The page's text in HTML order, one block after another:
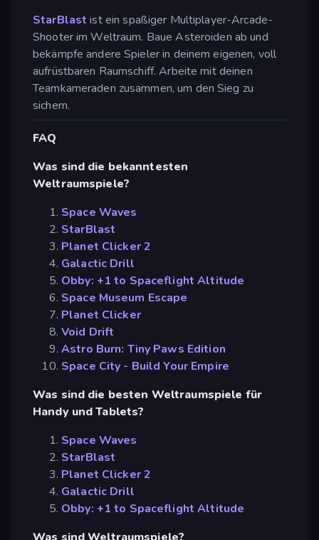
StarBlast ist ein spaßiger Multiplayer-Arcade-
Shooter im Weltraum. Baue Asteroiden ab und
bekämpfe andere Spieler in deinem eigenen, voll
aufrüstbaren Raumschiff. Arbeite mit deinen
Teamkameraden zusammen, um den Sieg zu
sichern.
FAQ
Was sind die bekanntesten
Weltraumspiele?
Space Waves
StarBlast
Planet Clicker 2
Galactic Drill
Obby: +1 to Spaceflight Altitude
Space Museum Escape
Planet Clicker
Void Drift
Astro Burn: Tiny Paws Edition
Space City - Build Your Empire
Was sind die besten Weltraumspiele für
Handy und Tablets?
Space Waves
StarBlast
Planet Clicker 2
Galactic Drill
Obby: +1 to Spaceflight Altitude